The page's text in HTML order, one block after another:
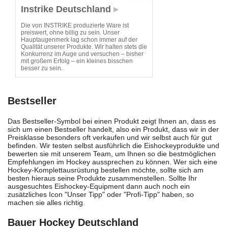
Instrike Deutschland
Die von INSTRIKE produzierte Ware ist
preiswert, ohne billig zu sein. Unser
Hauptaugenmerk lag schon immer auf der
Qualität unserer Produkte. Wir halten stets die
Konkurrenz im Auge und versuchen – bisher
mit großem Erfolg – ein kleines bisschen
besser zu sein.
Bestseller
Das Bestseller-Symbol bei einen Produkt zeigt Ihnen an, dass es
sich um einen Bestseller handelt, also ein Produkt, dass wir in der
Preisklasse besonders oft verkaufen und wir selbst auch für gut
befinden. Wir testen selbst ausführlich die Eishockeyprodukte und
bewerten sie mit unserem Team, um Ihnen so die bestmöglichen
Empfehlungen im Hockey aussprechen zu können. Wer sich eine
Hockey-Komplettausrüstung bestellen möchte, sollte sich am
besten hieraus seine Produkte zusammenstellen. Sollte Ihr
ausgesuchtes Eishockey-Equipment dann auch noch ein
zusätzliches Icon "Unser Tipp" oder "Profi-Tipp" haben, so
machen sie alles richtig.
Bauer Hockey Deutschland